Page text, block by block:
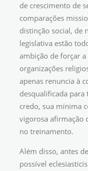
de crescimento de
comparações
distinção social, de
legislativa estão
ambição de forçar a
organizações
apenas renuncia à
desqualificada
credo, sua mínima
vigorosa afirmação
no treinamento.
Além disso, antes
possível